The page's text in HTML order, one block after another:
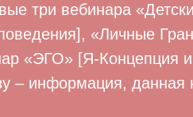
три вебинара
«Личные
«ЭГО» [Я-Концепция и
– информация, данная